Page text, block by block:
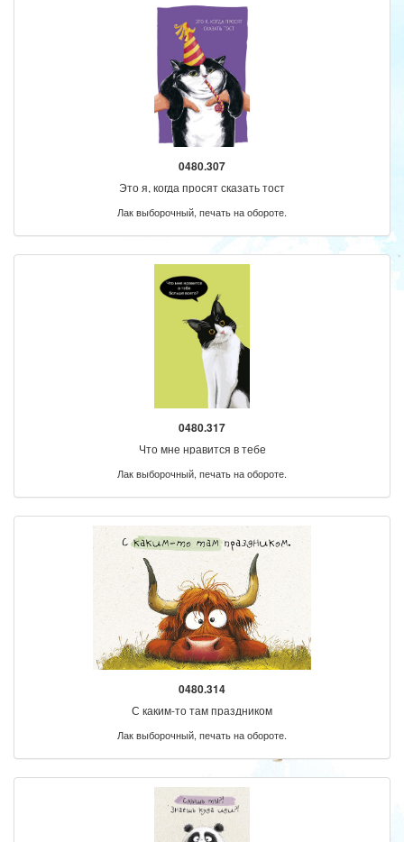
0480.307
Это я, когда просят сказать тост
Лак выборочный, печать на обороте.
0480.317
Что мне нравится в тебе
Лак выборочный, печать на обороте.
0480.314
С каким-то там праздником
Лак выборочный, печать на обороте.